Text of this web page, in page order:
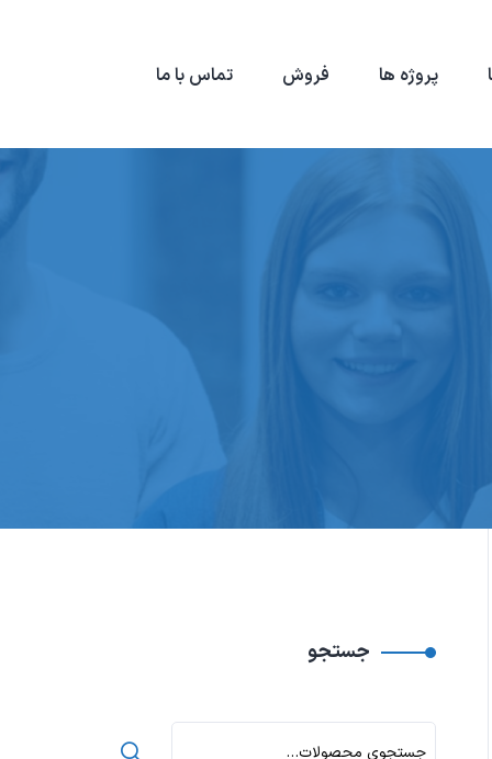
پروژه ها فروش تماس با ما
جستجو